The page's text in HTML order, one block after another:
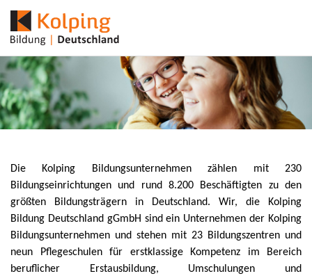
Die Kolping Bildungsunternehmen zählen mit 230
Bildungseinrichtungen und rund 8.200 Beschäftigten zu den
größten Bildungsträgern in Deutschland. Wir, die Kolping
Bildung Deutschland gGmbH sind ein Unternehmen der Kolping
Bildungsunternehmen und stehen mit 23 Bildungszentren und
neun Pflegeschulen für erstklassige Kompetenz im Bereich
beruflicher Erstausbildung, Umschulungen und